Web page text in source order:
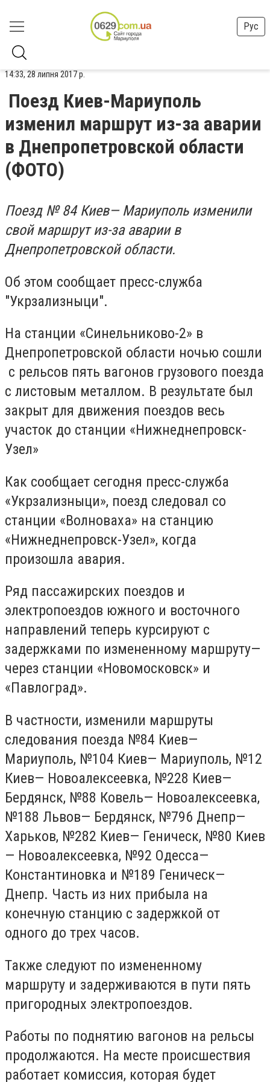
Рус
14:33, 28 липня 2017 р.
Поезд Киев-Мариуполь
изменил маршрут из-за аварии
в Днепропетровской области
(ФОТО)
Поезд № 84 Киев— Мариуполь изменили
свой маршрут из-за аварии в
Днепропетровской области.
Об этом сообщает пресс-служба
"Укрзализныци".
На станции «Синельниково-2» в
Днепропетровской области ночью сошли
с рельсов пять вагонов грузового поезда
с листовым металлом. В результате был
закрыт для движения поездов весь
участок до станции «Нижнеднепровск-
Узел»
Как сообщает сегодня пресс-служба
«Укрзализныци», поезд следовал со
станции «Волноваха» на станцию
«Нижнеднепровск-Узел», когда
произошла авария.
Ряд пассажирских поездов и
электропоездов южного и восточного
направлений теперь курсируют с
задержками по измененному маршруту—
через станции «Новомосковск» и
«Павлоград».
В частности, изменили маршруты
следования поезда №84 Киев—
Мариуполь, №104 Киев— Мариуполь, №12
Киев— Новоалексеевка, №228 Киев—
Бердянск, №88 Ковель— Новоалексеевка,
№188 Львов— Бердянск, №796 Днепр—
Харьков, №282 Киев— Геническ, №80 Киев
— Новоалексеевка, №92 Одесса—
Константиновка и №189 Геническ—
Днепр. Часть из них прибыла на
конечную станцию с задержкой от
одного до трех часов.
Также следуют по измененному
маршруту и задерживаются в пути пять
пригородных электропоездов.
Работы по поднятию вагонов на рельсы
продолжаются. На месте происшествия
работает комиссия, которая будет